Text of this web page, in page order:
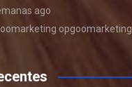
ago
opgoomarketing